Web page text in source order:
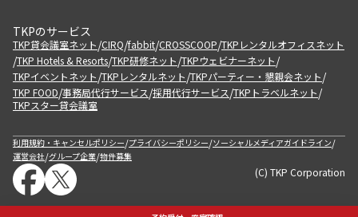
TKPのサービス
TKP貸会議室ネット/CIRQ/fabbit/CROSSCOOP/TKPレンタルオフィスネット
/TKP Hotels & Resorts/TKP研修ネット/TKPウェビナーネット/
TKPイベントネット/TKPレンタルネット/TKPパーティー・懇親会ネット/
TKP FOOD/事務局代行サービス/採用代行サービス/TKPトラベルネット/
TKPスター貸会議室
利用規約・キャンセルポリシー/プライバシーポリシー/ソーシャルメディアガイドライン/
運営会社/グループ企業/物件募集
(C) TKP Corporation